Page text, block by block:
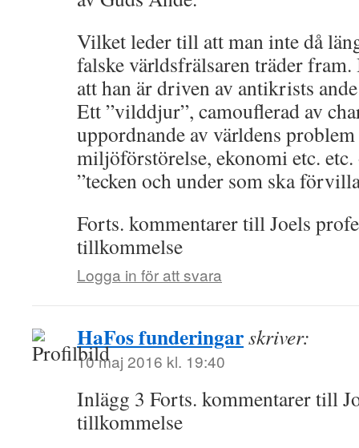
Vilket leder till att man inte då
falske världsfrälsaren träder
att han är driven av antikrists
Ett ”vilddjur”, camouflerad av
uppordnande av världens
miljöförstörelse, ekonomi etc.
”tecken och under som ska
Forts. kommentarer till Joels
tillkommelse
Logga in för att svara
HaFos funderingarskriver:
10 maj 2016 kl. 19:40
Inlägg 3 Forts. kommentarer till
tillkommelse